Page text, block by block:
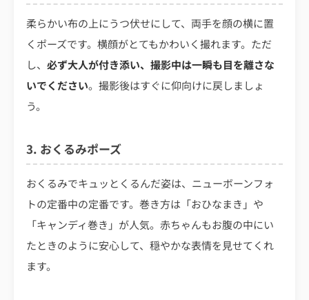
柔らかい布の上にうつ伏せにして、両手を顔の横に置
くポーズです。横顔がとてもかわいく撮れます。ただ
し、 必ず大人が付き添い、撮影中は一瞬も目を離さな
いでください。撮影後はすぐに仰向けに戻しましょ
う。
3. おくるみポーズ
おくるみでキュッとくるんだ姿は、ニューボーンフォ
トの定番中の定番です。巻き方は「おひなまき」や
「キャンディ巻き」が人気。赤ちゃんもお腹の中にい
たときのように安心して、穏やかな表情を見せてくれ
ます。